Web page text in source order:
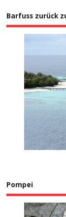
Barfuss zurück
Pompei